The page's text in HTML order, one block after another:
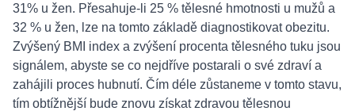
31% u žen. Přesahuje-li 25 % tělesné hmotnosti u mužů a
32 % u žen, lze na tomto základě diagnostikovat obezitu.
Zvýšený BMI index a zvýšení procenta tělesného tuku jsou
signálem, abyste se co nejdříve postarali o své zdraví a
zahájili proces hubnutí. Čím déle zůstaneme v tomto stavu,
tím obtížnější bude znovu získat zdravou tělesnou